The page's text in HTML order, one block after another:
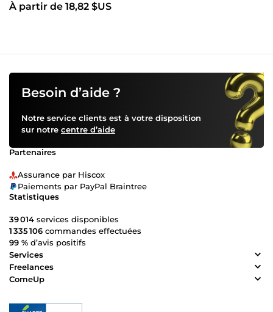
À partir de 18,82 $US
Besoin d’aide ?
Notre service clients est à votre disposition
sur notre centre d’aide
Partenaires
Assurance par Hiscox
Paiements par PayPal Braintree
Statistiques
39 014 services disponibles
1 335 106 commandes effectuées
99 % d’avis positifs
Services
Freelances
ComeUp